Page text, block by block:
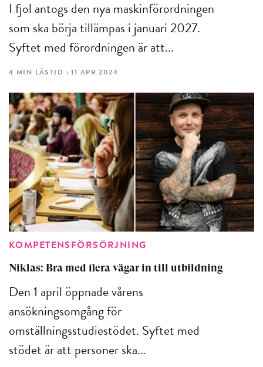
I fjol antogs den nya maskinförordningen
som ska börja tillämpas i januari 2027.
Syftet med förordningen är att...
4 MIN LÄSTID : 11 APR 2024
KOMPETENSFÖRSÖRJNING
Niklas: Bra med flera vägar in till utbildning
Den 1 april öppnade vårens
ansökningsomgång för
omställningsstudiestödet. Syftet med
stödet är att personer ska...